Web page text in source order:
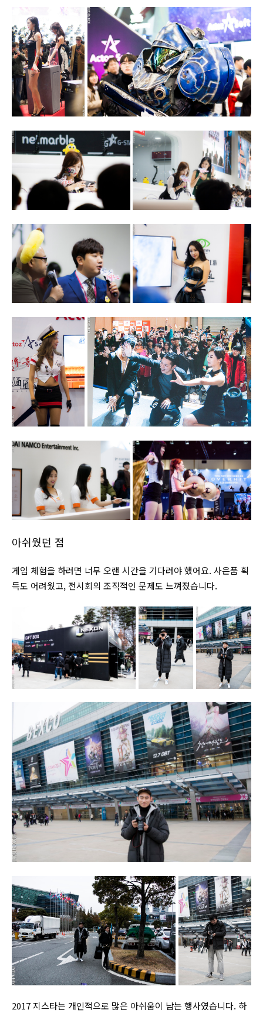
아쉬웠던 점
게임 체험을 하려면 너무 오랜 시간을 기다려야 했어요. 사은품 획
득도 어려웠고, 전시회의 조직적인 문제도 느껴졌습니다.
2017 지스타는 개인적으로 많은 아쉬움이 남는 행사였습니다. 하